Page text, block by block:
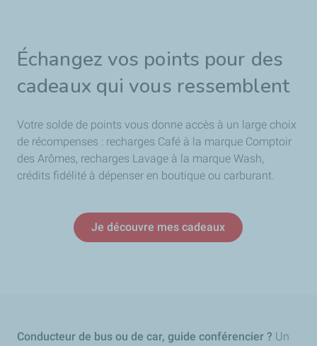
Échangez vos points pour des
cadeaux qui vous ressemblent
Votre solde de points vous donne accès à un large choix
de récompenses : recharges Café à la marque Comptoir
des Arômes, recharges Lavage à la marque Wash,
crédits fidélité à dépenser en boutique ou carburant.
Je découvre mes cadeaux
Conducteur de bus ou de car, guide conférencier ? Un